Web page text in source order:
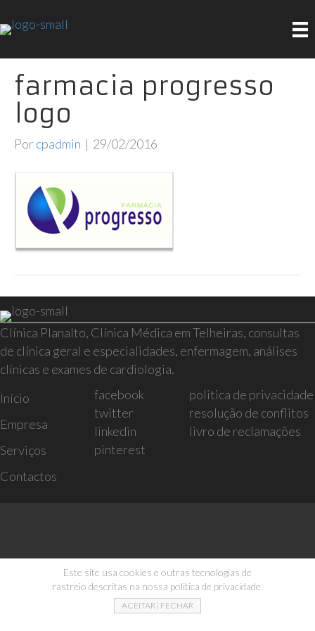
farmacia progresso
logo
Por cpadmin | 29/02/2016
Clínica Planalto, Clínica Médica em Telheiras, consultas
de clínica geral e especialidades, enfermagem, análises
clínicas e exames de cardiologia.
Início
Empresa
Serviços
Contactos
facebook
twitter
linkedin
pinterest
politica de privacidade
resolução de conflitos
livro de reclamações
Este site usa cookies e outras tecnologias de
rastreio descritas na nossa politica de privacidade.
ACEITAR | FECHAR